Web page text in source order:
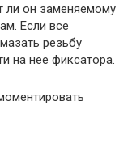
ли он заменяемому
Если все
резьбу
на нее фиксатора.